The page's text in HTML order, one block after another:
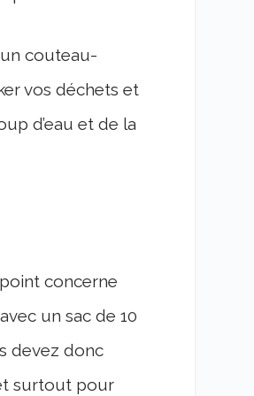
couteau-
vos déchets et
d’eau et de la
concerne
un sac de 10
devez donc
surtout pour